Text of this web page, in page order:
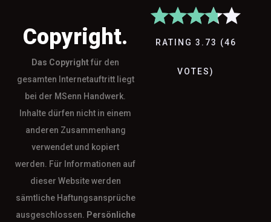
Copyright.
Das Copyrightfür den
gesamten Internetauftritt liegt
bei der MSenn Handwerk.
Inhalte dürfen nicht in einem
anderen Zusammenhang
verwendet und kopiert
werden. Für Informationen auf
dieser Website werden
sämtliche Haftungsansprüche
ausgeschlossen. Persönliche
RATING 3.73 (46
VOTES)